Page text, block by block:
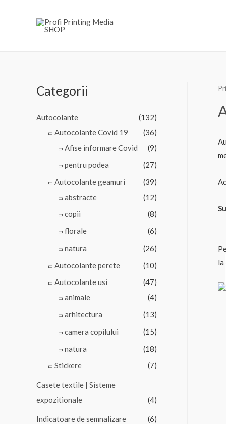
Categorii
Autocolante
(132)
Autocolante Covid 19
(36)
Afise informare Covid
(9)
pentru podea
(27)
Autocolante geamuri
(39)
abstracte
(12)
copii
(8)
florale
(6)
natura
(26)
Autocolante perete
(10)
Autocolante usi
(47)
animale
(4)
arhitectura
(13)
camera copilului
(15)
natura
(18)
Stickere
(7)
Casete textile | Sisteme
expozitionale
(4)
Indicatoare de semnalizare
(6)
la